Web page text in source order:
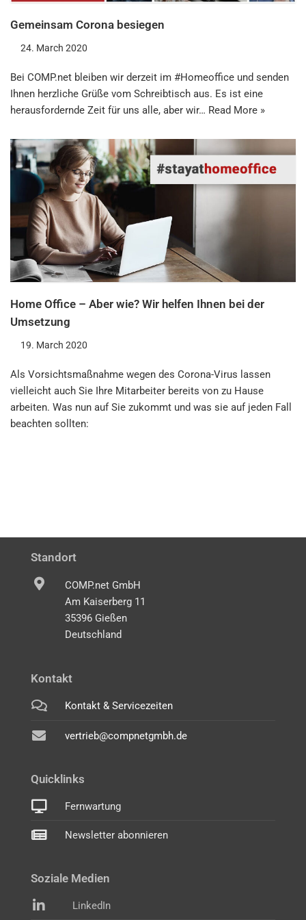
Gemeinsam Corona besiegen
24. March 2020
Bei COMP.net bleiben wir derzeit im #Homeoffice und senden
Ihnen herzliche Grüße vom Schreibtisch aus. Es ist eine
herausfordernde Zeit für uns alle, aber wir… Read More »
Home Office – Aber wie? Wir helfen Ihnen bei der
Umsetzung
19. March 2020
Als Vorsichtsmaßnahme wegen des Corona-Virus lassen
vielleicht auch Sie Ihre Mitarbeiter bereits von zu Hause
arbeiten. Was nun auf Sie zukommt und was sie auf jeden Fall
beachten sollten:
Standort
COMP.net GmbH
Am Kaiserberg 11
35396 Gießen
Deutschland
Kontakt
Kontakt & Servicezeiten
vertrieb@compnetgmbh.de
Quicklinks
Fernwartung
Newsletter abonnieren
Soziale Medien
LinkedIn